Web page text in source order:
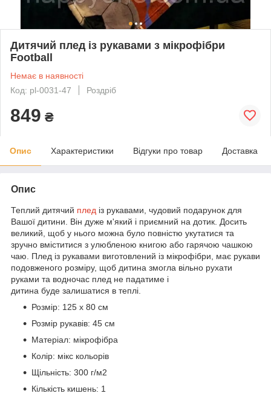
Дитячий плед із рукавами з мікрофібри
Football
Немає в наявності
Код: pl-0031-47
Роздріб
849 ₴
Опис Характеристики Відгуки про товар Доставка
Опис
Теплий дитячий плед із рукавами, чудовий подарунок для
Вашої дитини. Він дуже м'який і приємний на дотик. Досить
великий, щоб у нього можна було повністю укутатися та
зручно вміститися з улюбленою книгою або гарячою чашкою
чаю. Плед із рукавами виготовлений із мікрофібри, має рукави
подовженого розміру, щоб дитина змогла вільно рухати
руками та водночас плед не падатиме і
дитина буде залишатися в теплі.
Розмір: 125 х 80 см
Розмір рукавів: 45 см
Матеріал: мікрофібра
Колір: мікс кольорів
Щільність: 300 г/м2
Кількість кишень: 1